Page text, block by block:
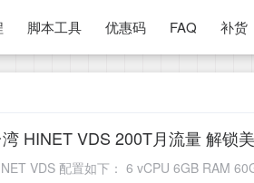
脚本工具 优惠码 FAQ 补货
HINET VDS 200T月流量 解锁
VDS 配置如下： 6 vCPU 6GB RAM